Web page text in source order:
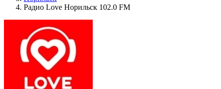
Радио Love Норильск 102.0 FM